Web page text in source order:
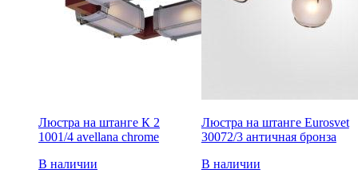
Люстра на штанге К 2
1001/4 avellana chrome
В наличии
Люстра на штанге Eurosvet
30072/3 античная бронза
В наличии